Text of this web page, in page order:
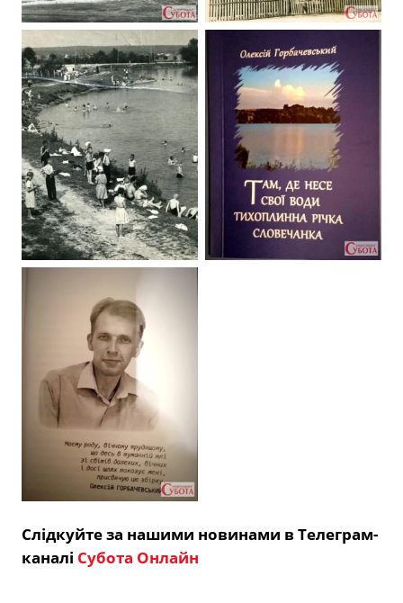
Слідкуйте за нашими новинами в Телеграм-
каналі Субота Онлайн